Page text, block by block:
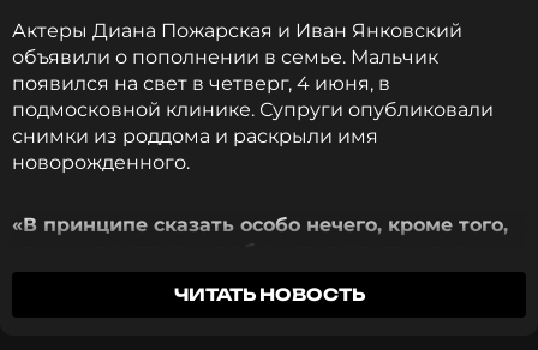
Актеры Диана Пожарская и Иван Янковский
объявили о пополнении в семье. Мальчик
появился на свет в четверг, 4 июня, в
подмосковной клинике. Супруги опубликовали
снимки из роддома и раскрыли имя
новорожденного.
«В принципе сказать особо нечего, кроме того,
что мы счастливы, любим друг друга и рады
приветствовать Давида в нашей семье. Дабл
мама, дабл папа получается. Добро
ЧИТАТЬ НОВОСТЬ